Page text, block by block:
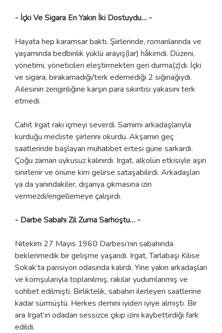
- İçki Ve Sigara En Yakın İki Dostuydu… -
Hayata hep karamsar baktı. Şiirlerinde, romanlarında ve
yaşamında bedbinlik yüklü arayış(lar) hâkimdi. Düzeni,
yönetimi, yöneticileri eleştirmekten geri durma(z)dı. İçki
ve sigara, bırakamadığı/terk edemediği 2 sığınağıydı.
Ailesinin zenginliğine karşın para sıkıntısı yakasını terk
etmedi.
Cahit Irgat rakı içmeyi severdi. Samimi arkadaşlarıyla
kurduğu mecliste şiirlerini okurdu. Akşamın geç
saatlerinde başlayan muhabbet ertesi güne sarkardı.
Çoğu zaman uykusuz kalınırdı. Irgat, alkolün etkisiyle aşırı
sinirlenir ve önüne kim gelirse sataşabilirdi. Arkadaşları
ya da yanındakiler, dışarıya çıkmasına izin
vermezdi/engellemeye çalışırdı.
- Darbe Sabahı Zil Zurna Sarhoştu… -
Nitekim 27 Mayıs 1960 Darbesi’nin sabahında
beklenmedik bir gelişme yaşandı. Irgat, Tarlabaşı Kilise
Sokak’ta pansiyon odasında kalırdı. Yine yakın arkadaşları
ve komşularıyla toplanılmış, rakılar yudumlanmış ve
sohbet edilmişti. Birliktelik, sabahın ilerleyen saatlerine
kadar sürmüştü. Herkes demini iyiden iyiye almıştı. Bir
ara Irgat’ın odadan sessizce çıkıp izini kaybettirdiği fark
edildi.